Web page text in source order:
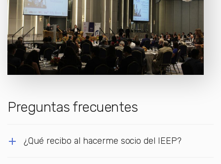
Preguntas frecuentes
¿Qué recibo al hacerme socio del IEEP?